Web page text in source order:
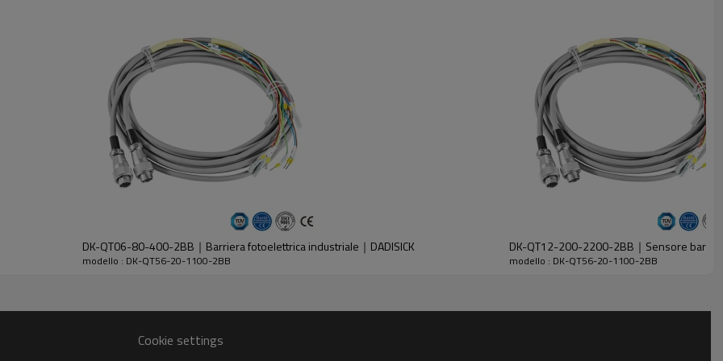
dell'emettitore e del ricevitore.
DK-QT06-80-400-2BB｜Barriera fotoelettrica industriale｜DADISICK
modello : DK-QT56-20-1100-2BB
DK-QT12-200-2200-2BB｜Sensore
modello : DK-QT56-20-1100-2BB
Cookie settings